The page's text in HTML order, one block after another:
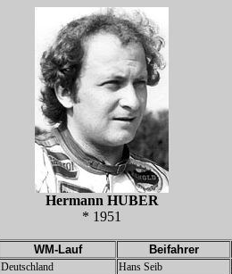
Hermann HUBER
* 1951
WM-Lauf Beifahrer
Deutschland Hans Seib